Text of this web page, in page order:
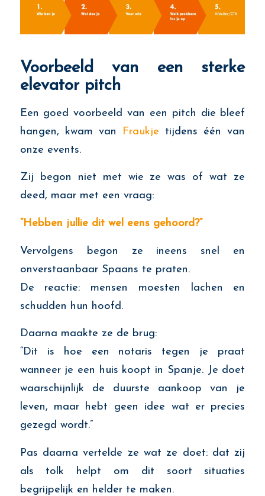
Voorbeeld van een sterke
elevator pitch
Een goed voorbeeld van een pitch die bleef
hangen, kwam van
Fraukje tijdens één van
onze events.
Zij begon niet met wie ze was of wat ze
deed, maar met een vraag:
“Hebben jullie dit wel eens gehoord?”
Vervolgens begon ze ineens snel en
onverstaanbaar Spaans te praten.
De reactie: mensen moesten lachen en
schudden hun hoofd.
Daarna maakte ze de brug:
“Dit is hoe een notaris tegen je praat
wanneer je een huis koopt in Spanje. Je doet
waarschijnlijk de duurste aankoop van je
leven, maar hebt geen idee wat er precies
gezegd wordt.”
Pas daarna vertelde ze wat ze doet: dat zij
als tolk helpt om dit soort situaties
begrijpelijk en helder te maken.